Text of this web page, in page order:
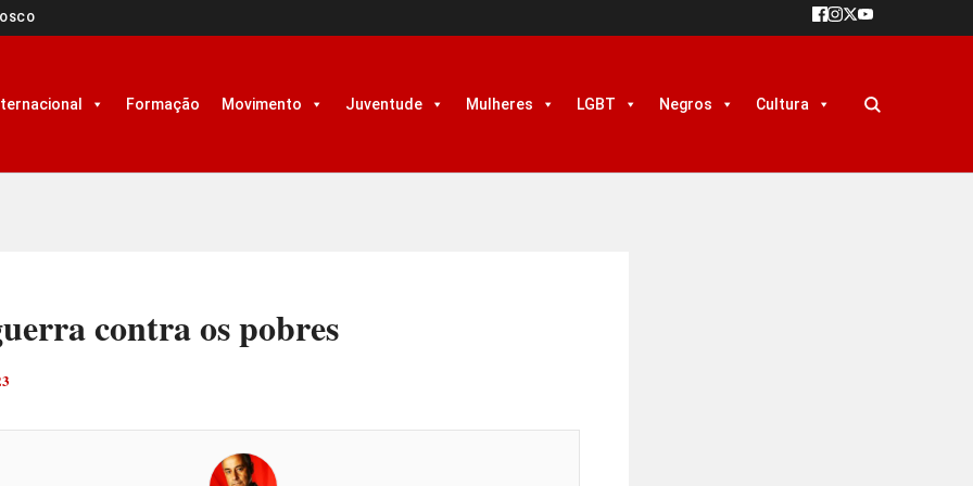
Formação Movimento Juventude Mulheres LGBT Negros Cultura
contra os pobres